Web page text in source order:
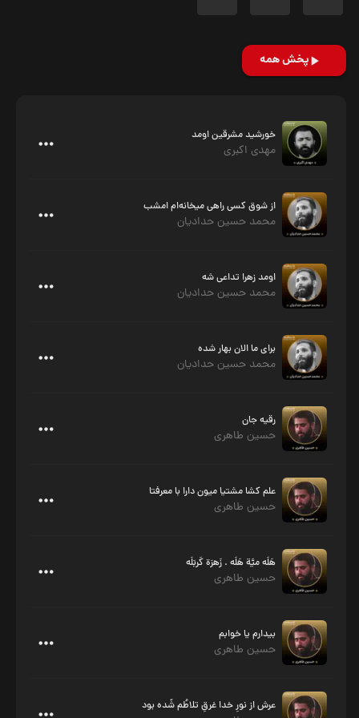
پخش همه
خورشید مشرقین اومد
مهدی اکبری
از شوق کسی راهی میخانه‌ام امشب
محمد حسین حدادیان
اومد زهرا تداعی شه
محمد حسین حدادیان
برای ما الان بهار شده
محمد حسین حدادیان
رقیه جان
حسین طاهری
علم کشا مشتیا میون دارا با معرفتا
حسین طاهری
هَلَه میَّة هَلَه . زَهرَة کَربَلَه
حسین طاهری
بیدارم یا خوابم
حسین طاهری
عرش از نورِ خدا غرقِ تلاطُم شُده بود